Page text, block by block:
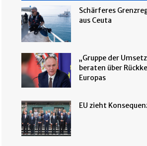
Schärferes
aus Ceuta
„Gruppe der
beraten über
Europas
EU zieht